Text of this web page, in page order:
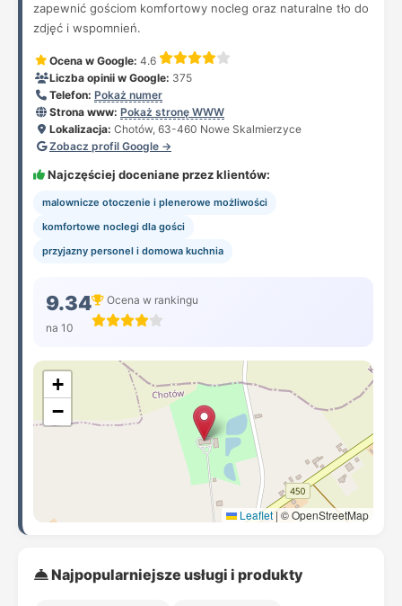
zapewnić gościom komfortowy nocleg oraz naturalne tło do
zdjęć i wspomnień.
Ocena w Google: 4.6
Liczba opinii w Google: 375
Telefon: Pokaż numer
Strona www: Pokaż stronę WWW
Lokalizacja: Chotów, 63-460 Nowe Skalmierzyce
Zobacz profil Google →
Najczęściej doceniane przez klientów:
malownicze otoczenie i plenerowe możliwości
komfortowe noclegi dla gości
przyjazny personel i domowa kuchnia
9.34
na 10
Ocena w rankingu
+
−
Leaflet |© OpenStreetMap
Najpopularniejsze usługi i produkty